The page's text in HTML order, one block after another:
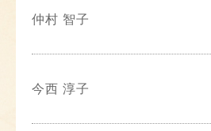
仲村 智子
今西 淳子